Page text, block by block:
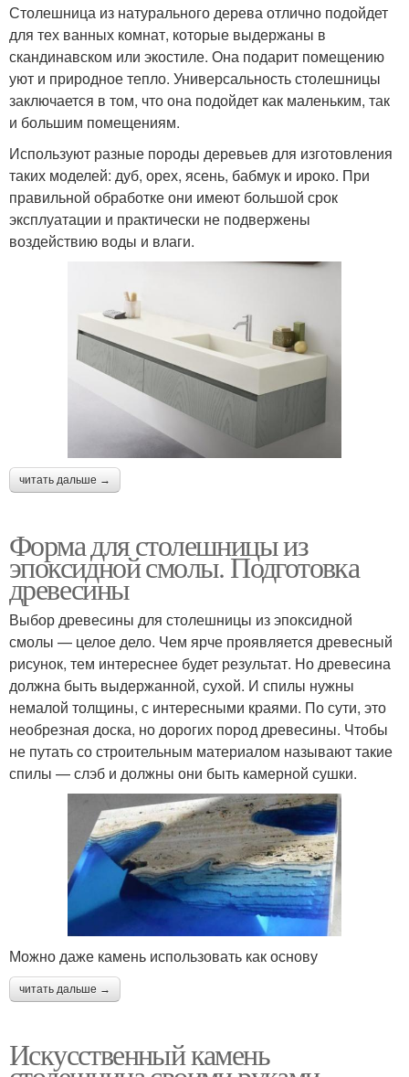
Столешница из натурального дерева отлично подойдет
для тех ванных комнат, которые выдержаны в
скандинавском или экостиле. Она подарит помещению
уют и природное тепло. Универсальность столешницы
заключается в том, что она подойдет как маленьким, так
и большим помещениям.
Используют разные породы деревьев для изготовления
таких моделей: дуб, орех, ясень, бабмук и ироко. При
правильной обработке они имеют большой срок
эксплуатации и практически не подвержены
воздействию воды и влаги.
читать дальше →
Форма для столешницы из
эпоксидной смолы. Подготовка
древесины
Выбор древесины для столешницы из эпоксидной
смолы — целое дело. Чем ярче проявляется древесный
рисунок, тем интереснее будет результат. Но древесина
должна быть выдержанной, сухой. И спилы нужны
немалой толщины, с интересными краями. По сути, это
необрезная доска, но дорогих пород древесины. Чтобы
не путать со строительным материалом называют такие
спилы — слэб и должны они быть камерной сушки.
Можно даже камень использовать как основу
читать дальше →
Искусственный камень